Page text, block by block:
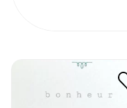
BONHEUR GLACIER OR